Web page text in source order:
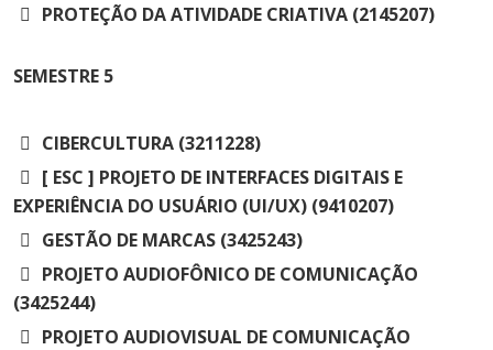
PROTEÇÃO DA ATIVIDADE CRIATIVA (2145207)
SEMESTRE 5
CIBERCULTURA (3211228)
[ ESC ] PROJETO DE INTERFACES DIGITAIS E
EXPERIÊNCIA DO USUÁRIO (UI/UX) (9410207)
GESTÃO DE MARCAS (3425243)
PROJETO AUDIOFÔNICO DE COMUNICAÇÃO
(3425244)
PROJETO AUDIOVISUAL DE COMUNICAÇÃO